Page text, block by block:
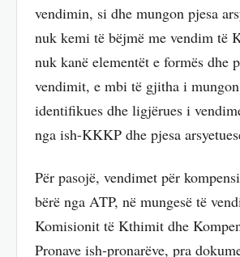
vendimin, si dhe mungon pjesa
nuk kemi të bëjmë me vendim të
nuk kanë elementët e formës dhe
vendimit, e mbi të gjitha i
identifikues dhe ligjërues i
nga ish-KKKP dhe pjesa
Për pasojë, vendimet për
bërë nga ATP, në mungesë të
Komisionit të Kthimit dhe
Pronave ish-pronarëve, pra